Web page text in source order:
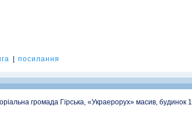
посилання
громада Гірська, «Украерорух» масив, будинок 1